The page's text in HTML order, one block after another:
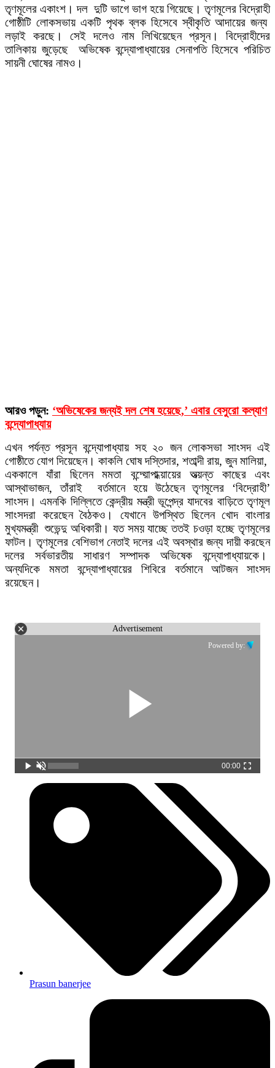
তৃণমূলের একাংশ। দল দুটি ভাগে ভাগ হয়ে গিয়েছে। তৃণমূলের বিদ্রোহী
গোষ্ঠীটি লোকসভায় একটি পৃথক ব্লক হিসেবে স্বীকৃতি আদায়ের জন্য
লড়াই করছে। সেই দলেও নাম লিখিয়েছেন প্রসূন। বিদ্রোহীদের
তালিকায় জুড়েছে অভিষেক বন্দ্যোপাধ্যায়ের সেনাপতি হিসেবে পরিচিত
সায়নী ঘোষের নামও।
আরও পড়ুন: ‘অভিষেকের জন্যই দল শেষ হয়েছে,’ এবার বেসুরো কল্যাণ
বন্দ্যোপাধ্যায়
এখন পর্যন্ত প্রসূন বন্দ্যোপাধ্যায় সহ ২০ জন লোকসভা সাংসদ এই
গোষ্ঠীতে যোগ দিয়েছেন। কাকলি ঘোষ দস্তিদার, শতাব্দী রায়, জুন মালিয়া,
এককালে যাঁরা ছিলেন মমতা বন্দ্য়োপাধ্য়ায়ের অত্য়ন্ত কাছের এবং
আস্থাভাজন, তাঁরাই বর্তমানে হয়ে উঠেছেন তৃণমূলের ‘বিদ্রোহী’
সাংসদ। এমনকি দিল্লিতে কেন্দ্রীয় মন্ত্রী ভূপেন্দ্র যাদবের বাড়িতে তৃণমূল
সাংসদরা করেছেন বৈঠকও। যেখানে উপস্থিত ছিলেন খোদ বাংলার
মুখ্যমন্ত্রী শুভেন্দু অধিকারী। যত সময় যাচ্ছে ততই চওড়া হচ্ছে তৃণমূলের
ফাটল। তৃণমূলের বেশিভাগ নেতাই দলের এই অবস্থার জন্য দায়ী করছেন
দলের সর্বভারতীয় সাধারণ সম্পাদক অভিষেক বন্দ্যোপাধ্যায়কে।
অন্যদিকে মমতা বন্দ্যোপাধ্যায়ের শিবিরে বর্তমানে আটজন সাংসদ
রয়েছেন।
Advertisement
Powered by:
00:00
Prasun banerjee